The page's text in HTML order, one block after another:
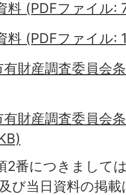
料 (PDFファイル:
料 (PDFファイル:
有財産調査委員会
有財産調査委員会
2番につきまして
び当日資料の掲